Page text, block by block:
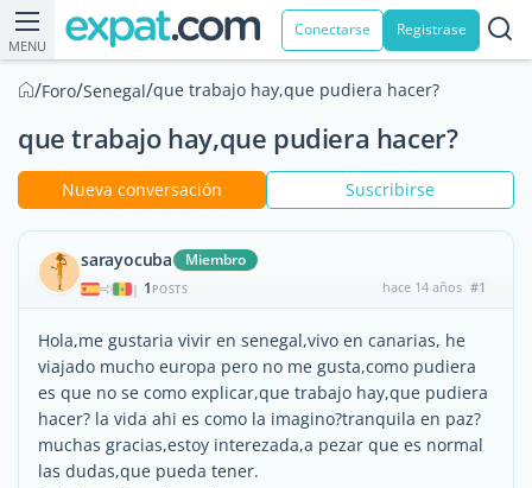
MENU
Conectarse Registrase
/Foro/Senegal/que trabajo hay,que pudiera hacer?
que trabajo hay,que pudiera hacer?
Nueva conversación Suscribirse
sarayocuba Miembro
| 1 POSTS hace 14 años #1
Hola,me gustaria vivir en senegal,vivo en canarias, he
viajado mucho europa pero no me gusta,como pudiera
es que no se como explicar,que trabajo hay,que pudiera
hacer? la vida ahi es como la imagino?tranquila en paz?
muchas gracias,estoy interezada,a pezar que es normal
las dudas,que pueda tener.